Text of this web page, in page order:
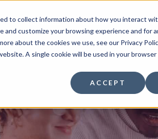
to collect information about how you interact
customize your browsing experience and for
about the cookies we use, see our Privacy
A single cookie will be used in your
ACCEPT
Services About